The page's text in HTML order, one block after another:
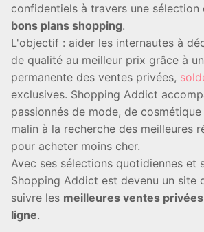
confidentiels à travers une sélection
bons plans shopping.
L'objectif : aider les internautes à
de qualité au meilleur prix grâce à
permanente des ventes privées,
exclusives. Shopping Addict
passionnés de mode, de
malin à la recherche des meilleures
pour acheter moins cher.
Avec ses sélections quotidiennes et
Shopping Addict est devenu un site
suivre les meilleures ventes
ligne.